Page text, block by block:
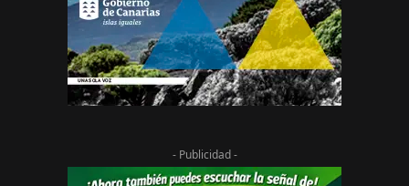
- Publicidad -